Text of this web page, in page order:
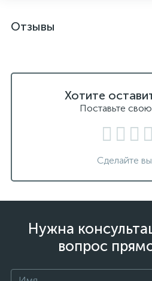
Отзывы
Хотите
Поставьте
Сделайте
Нужна
вопрос